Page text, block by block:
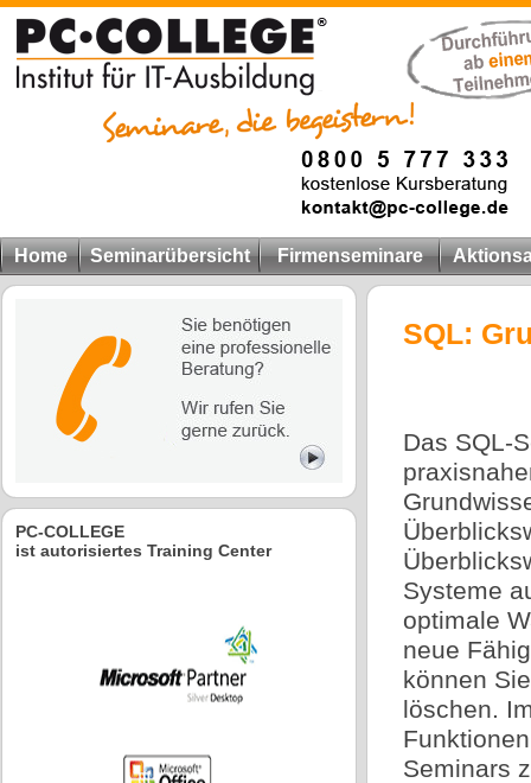
Home Seminarübersicht Firmenseminare
PC-COLLEGE
ist autorisiertes Training Center
SQL:
Das SQL-
Systeme
optimale
neue
können
löschen.
Seminars